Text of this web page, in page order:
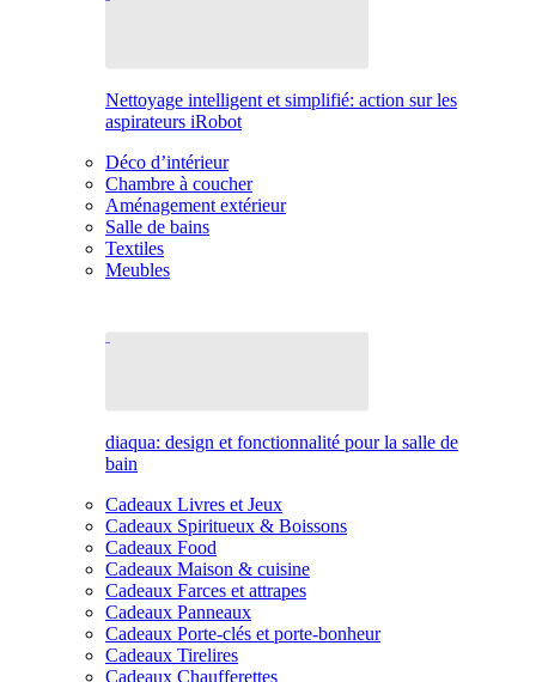
Nettoyage intelligent et simplifié: action sur les
aspirateurs iRobot
Déco d’intérieur
Chambre à coucher
Aménagement extérieur
Salle de bains
Textiles
Meubles
diaqua: design et fonctionnalité pour la salle de
bain
Cadeaux Livres et Jeux
Cadeaux Spiritueux & Boissons
Cadeaux Food
Cadeaux Maison & cuisine
Cadeaux Farces et attrapes
Cadeaux Panneaux
Cadeaux Porte-clés et porte-bonheur
Cadeaux Tirelires
Cadeaux Chaufferettes